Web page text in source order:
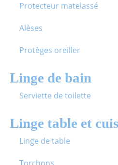
Protecteur matelassé
Alèses
Protèges oreiller
Linge de bain
Serviette de toilette
Linge table et
Linge de table